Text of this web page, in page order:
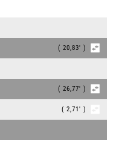
( 20,83' )
( 26,77' )
( 2,71' )